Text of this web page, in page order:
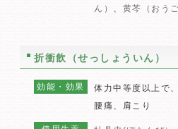
ん） 、 黄芩（おうご
折衝飲（せっしょういん）
効能・効果
体力中等度以上で
腰痛、肩こり